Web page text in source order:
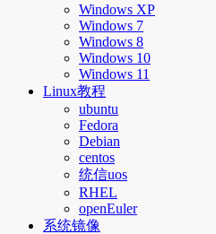
Windows XP
Windows 7
Windows 8
Windows 10
Windows 11
Linux教程
ubuntu
Fedora
Debian
centos
统信uos
RHEL
openEuler
系统镜像